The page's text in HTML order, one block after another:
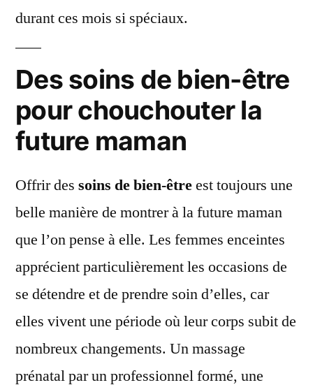
durant ces mois si spéciaux.
Des soins de bien-être
pour chouchouter la
future maman
Offrir des soins de bien-êtreest toujours une
belle manière de montrer à la future maman
que l’on pense à elle. Les femmes enceintes
apprécient particulièrement les occasions de
se détendre et de prendre soin d’elles, car
elles vivent une période où leur corps subit de
nombreux changements. Un massage
prénatal par un professionnel formé, une